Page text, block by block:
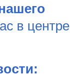
в центре